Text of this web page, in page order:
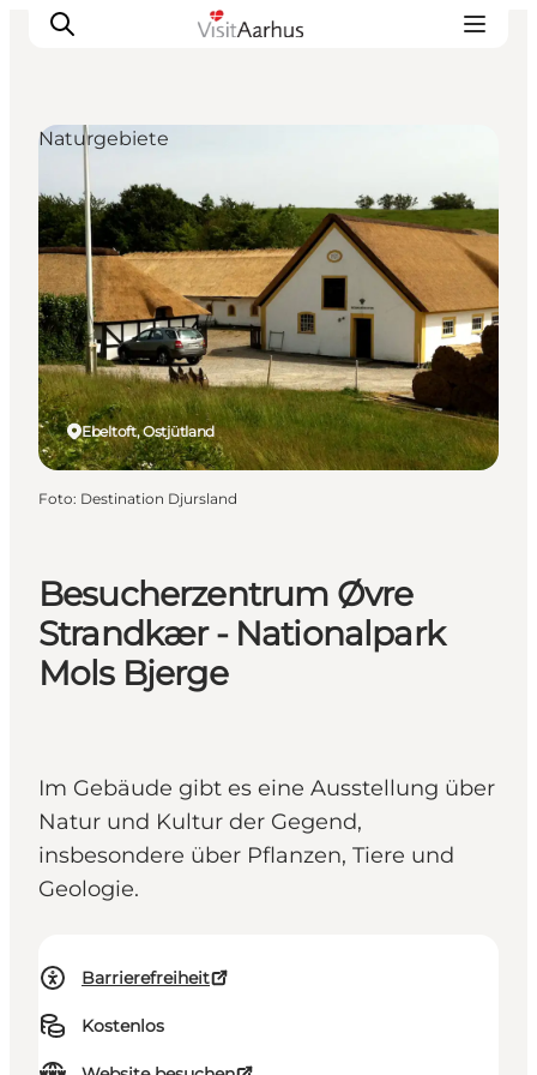
Sehen und erleben
Veranstaltungen
Städte und Regionen
Reiseplanung
Transport
Besucherzentrum Øvre
Strandkær - Nationalpark
Mols Bjerge
Im Gebäude gibt es eine Ausstellung über
Natur und Kultur der Gegend,
insbesondere über Pflanzen, Tiere und
Geologie.
Barrierefreiheit
Kostenlos
Ebeltoft, Ostjütland
Naturgebiete
Foto: Destination Djursland